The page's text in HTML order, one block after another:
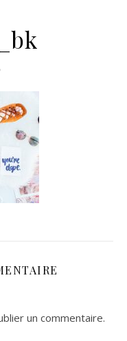
un commentaire.